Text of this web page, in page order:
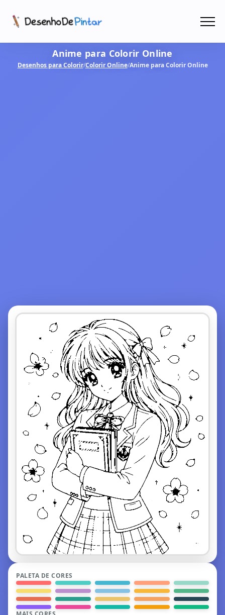
Coletâneas de Desenhos - PDF
Anime para Colorir Online
Desenhos para Colorir/Colorir Online/Anime para Colorir Online
PALETA DE CORES